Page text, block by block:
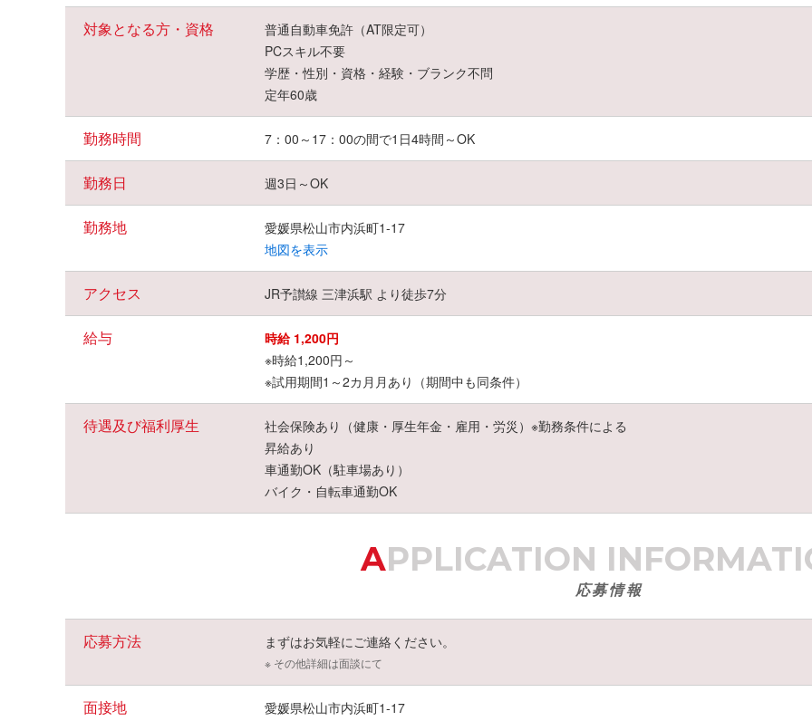
対象となる方・資格
普通自動車免許（AT限定可）
PCスキル不要
学歴・性別・資格・経験・ブランク不問
定年60歳
勤務時間 7：00～17：00の間で1日4時間～OK
勤務日 週3日～OK
勤務地
愛媛県松山市内浜町1-17
地図を表示
アクセス JR予讃線 三津浜駅 より徒歩7分
給与
時給 1,200円
※時給1,200円～
※試用期間1～2カ月月あり（期間中も同条件）
待遇及び福利厚生
社会保険あり（健康・厚生年金・雇用・労災）※勤務条件による
昇給あり
車通勤OK（駐車場あり）
バイク・自転車通勤OK
APPLICATION
応募情報
応募方法 まずはお気軽にご連絡ください。
※ その他詳細は面談にて
面接地 愛媛県松山市内浜町1-17